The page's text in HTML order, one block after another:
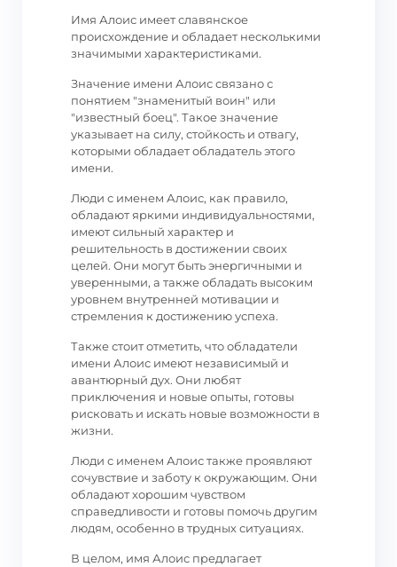
Имя Алоис имеет славянское
происхождение и обладает несколькими
значимыми характеристиками.
Значение имени Алоис связано с
понятием "знаменитый воин" или
"известный боец". Такое значение
указывает на силу, стойкость и отвагу,
которыми обладает обладатель этого
имени.
Люди с именем Алоис, как правило,
обладают яркими индивидуальностями,
имеют сильный характер и
решительность в достижении своих
целей. Они могут быть энергичными и
уверенными, а также обладать высоким
уровнем внутренней мотивации и
стремления к достижению успеха.
Также стоит отметить, что обладатели
имени Алоис имеют независимый и
авантюрный дух. Они любят
приключения и новые опыты, готовы
рисковать и искать новые возможности в
жизни.
Люди с именем Алоис также проявляют
сочувствие и заботу к окружающим. Они
обладают хорошим чувством
справедливости и готовы помочь другим
людям, особенно в трудных ситуациях.
В целом, имя Алоис предлагает